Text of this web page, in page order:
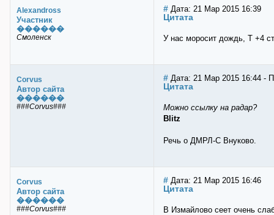
Alexandross
Участник
������
Смоленск
# Дата: 21 Мар 2015 16:39
Цитата
У нас моросит дождь, T +4
Corvus
Автор сайта
������
###Corvus###
# Дата: 21 Мар 2015 16:44 -
Цитата
Можно ссылку на радар?
Blitz
Речь о ДМРЛ-С Внуково.
Corvus
Автор сайта
������
###Corvus###
# Дата: 21 Мар 2015 16:46
Цитата
В Измайлово сеет очень